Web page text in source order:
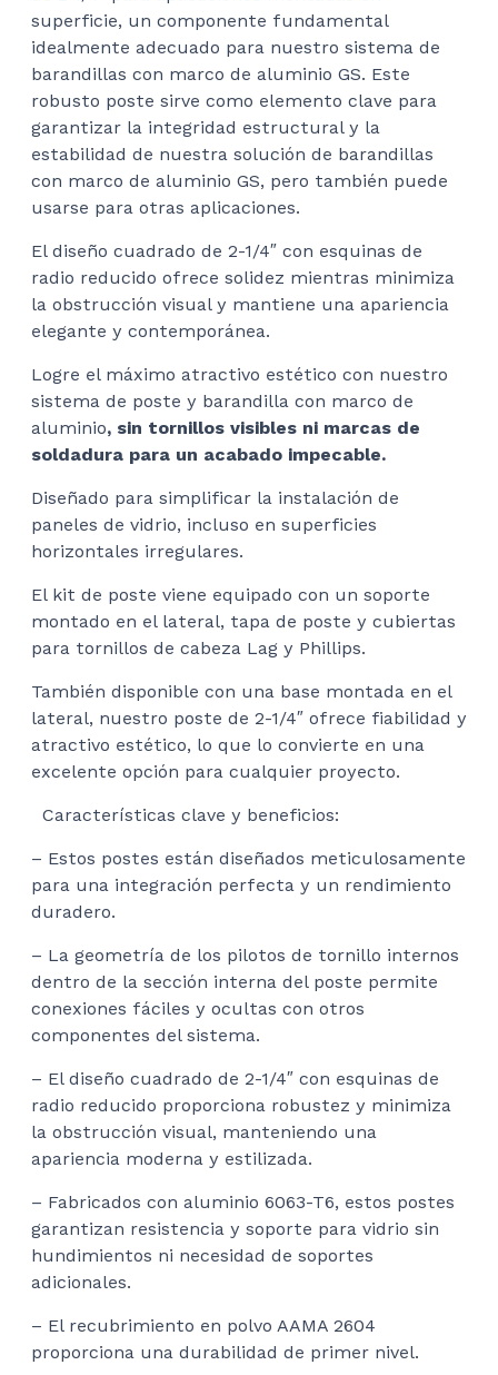
superficie, un componente fundamental
idealmente adecuado para nuestro sistema de
barandillas con marco de aluminio GS. Este
robusto poste sirve como elemento clave para
garantizar la integridad estructural y la
estabilidad de nuestra solución de barandillas
con marco de aluminio GS, pero también puede
usarse para otras aplicaciones.
El diseño cuadrado de 2-1/4″ con esquinas de
radio reducido ofrece solidez mientras minimiza
la obstrucción visual y mantiene una apariencia
elegante y contemporánea.
Logre el máximo atractivo estético con nuestro
sistema de poste y barandilla con marco de
aluminio, sin tornillos visibles ni marcas de
soldadura para un acabado impecable.
Diseñado para simplificar la instalación de
paneles de vidrio, incluso en superficies
horizontales irregulares.
El kit de poste viene equipado con un soporte
montado en el lateral, tapa de poste y cubiertas
para tornillos de cabeza Lag y Phillips.
También disponible con una base montada en el
lateral, nuestro poste de 2-1/4″ ofrece fiabilidad y
atractivo estético, lo que lo convierte en una
excelente opción para cualquier proyecto.
Características clave y beneficios:
– Estos postes están diseñados meticulosamente
para una integración perfecta y un rendimiento
duradero.
– La geometría de los pilotos de tornillo internos
dentro de la sección interna del poste permite
conexiones fáciles y ocultas con otros
componentes del sistema.
– El diseño cuadrado de 2-1/4″ con esquinas de
radio reducido proporciona robustez y minimiza
la obstrucción visual, manteniendo una
apariencia moderna y estilizada.
– Fabricados con aluminio 6063-T6, estos postes
garantizan resistencia y soporte para vidrio sin
hundimientos ni necesidad de soportes
adicionales.
– El recubrimiento en polvo AAMA 2604
proporciona una durabilidad de primer nivel.